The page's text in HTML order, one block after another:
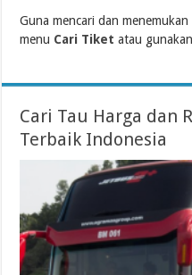
Guna mencari dan
menu Cari Tiket atau
Cari Tau Harga dan
Terbaik Indonesia